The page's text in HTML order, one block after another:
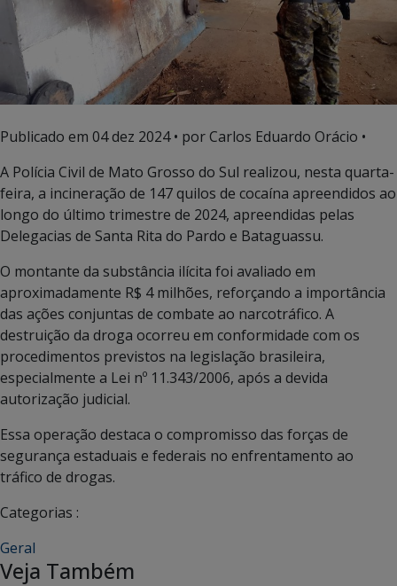
Publicado em 04 dez 2024• por Carlos Eduardo Orácio •
A Polícia Civil de Mato Grosso do Sul realizou, nesta quarta-
feira, a incineração de 147 quilos de cocaína apreendidos ao
longo do último trimestre de 2024, apreendidas pelas
Delegacias de Santa Rita do Pardo e Bataguassu.
O montante da substância ilícita foi avaliado em
aproximadamente R$ 4 milhões, reforçando a importância
das ações conjuntas de combate ao narcotráfico. A
destruição da droga ocorreu em conformidade com os
procedimentos previstos na legislação brasileira,
especialmente a Lei nº 11.343/2006, após a devida
autorização judicial.
Essa operação destaca o compromisso das forças de
segurança estaduais e federais no enfrentamento ao
tráfico de drogas.
Categorias :
Geral
Veja Também